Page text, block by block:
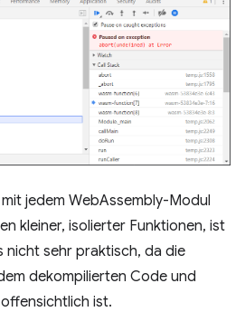
jedem WebAssembly-Modul
kleiner, isolierter Funktionen, ist
sehr praktisch, da die
dekompilierten Code und
ist.